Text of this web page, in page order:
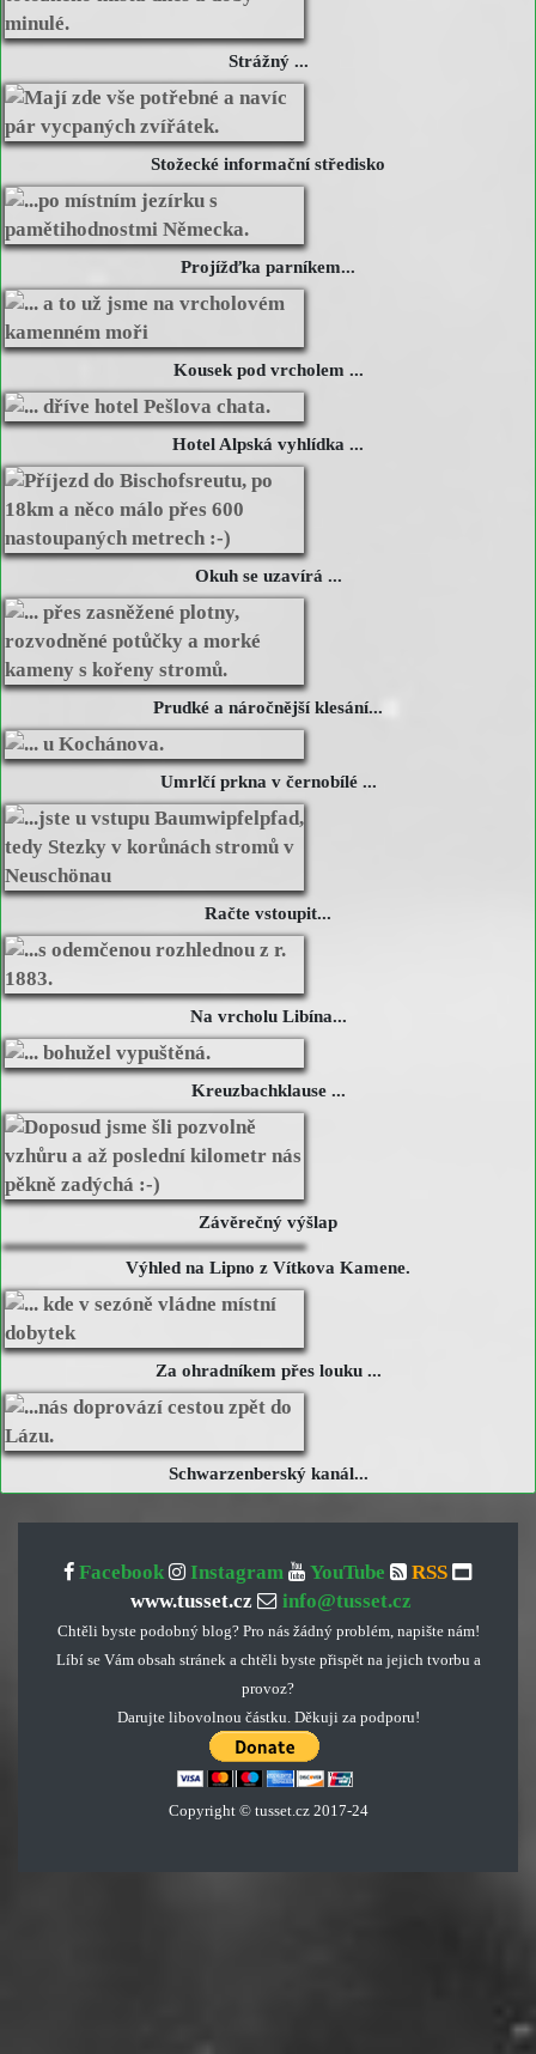
Strážný ...
Stožecké informační středisko
Projížďka parníkem...
Kousek pod vrcholem ...
Hotel Alpská vyhlídka ...
Okuh se uzavírá ...
Prudké a náročnější klesání...
Umrlčí prkna v černobílé ...
Račte vstoupit...
Na vrcholu Libína...
Kreuzbachklause ...
Závěrečný výšlap
Výhled na Lipno z Vítkova Kamene.
Za ohradníkem přes louku ...
Schwarzenberský kanál...
Facebook Instagram YouTube
RSS
www.tusset.cz
info@tusset.cz
Chtěli byste podobný blog? Pro nás žádný problém, napište nám!
Líbí se Vám obsah stránek a chtěli byste přispět na jejich tvorbu a
provoz?
Darujte libovolnou částku. Děkuji za podporu!
Copyright © tusset.cz 2017-24